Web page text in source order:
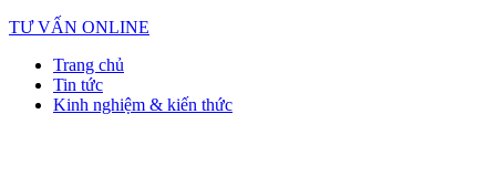
TƯ VẤN ONLINE
Trang chủ
Tin tức
Kinh nghiệm & kiến thức